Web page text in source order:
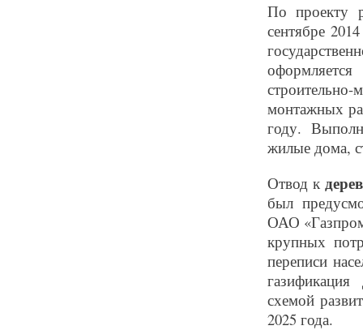
По проекту
сентябре
монтажных
году.
жилые дома,
Отвод к
был
ОАО
крупных
переписи
схемой
2025 года.